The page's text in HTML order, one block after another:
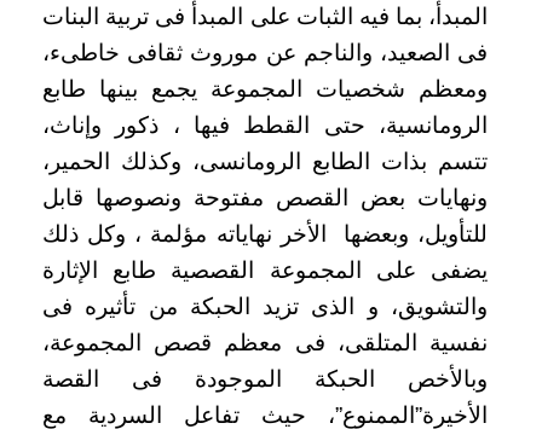
المبدأ، بما فيه الثبات على المبدأ فى تربية البنات
فى الصعيد، والناجم عن موروث ثقافى خاطىء،
ومعظم شخصيات المجموعة يجمع بينها طابع
الرومانسية، حتى القطط فيها ، ذكور وإناث،
تتسم بذات الطابع الرومانسى، وكذلك الحمير،
ونهايات بعض القصص مفتوحة ونصوصها قابل
للتأويل، وبعضها الأخر نهاياته مؤلمة ، وكل ذلك
يضفى على المجموعة القصصية طابع الإثارة
والتشويق، و الذى تزيد الحبكة من تأثيره فى
نفسية المتلقى، فى معظم قصص المجموعة،
وبالأخص الحبكة الموجودة فى القصة
الأخيرة”الممنوع”، حيث تفاعل السردية مع